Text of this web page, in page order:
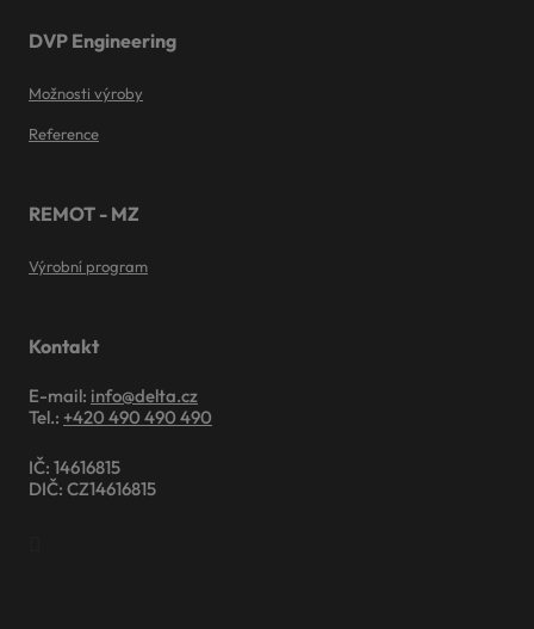
DVP Engineering
Možnosti výroby
Reference
REMOT - MZ
Výrobní program
Kontakt
E-mail: info@delta.cz
Tel.: +420 490 490 490
IČ: 14616815
DIČ: CZ14616815